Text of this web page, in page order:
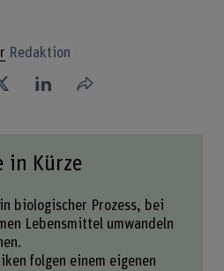
Redaktion
Teilen
in Kürze
biologischer Prozess, bei
Lebensmittel umwandeln
folgen einem eigenen